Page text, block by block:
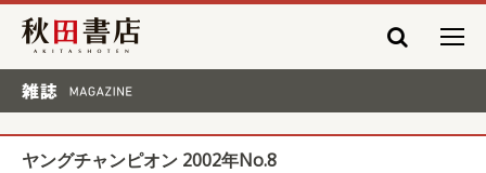
秋田書店
ヤングチャンピオン 2002年No.8